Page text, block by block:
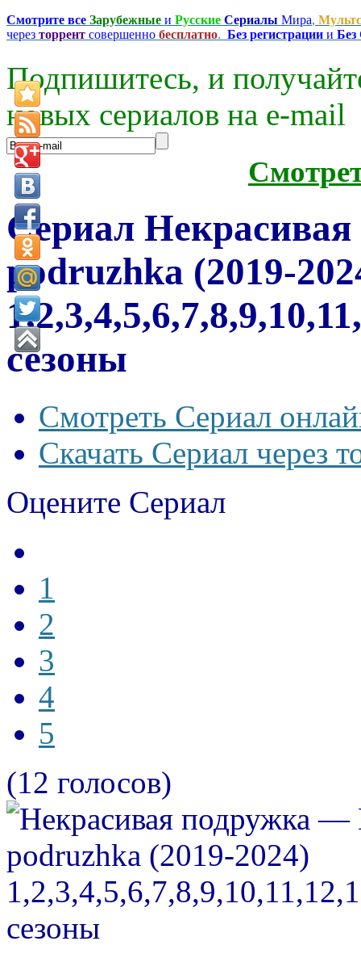
Смотрите все Зарубежные и Русские Сериалы Мира,
через торрент совершенно бесплатно. Без регистрации и
Подпишитесь, и
новых сериалов на e-mаil
Сериал
podruzhka (2019-
сезоны
Смотреть Сериал
Скачать Сериал через
Оцените Сериал
1
2
3
4
5
(12 голосов)